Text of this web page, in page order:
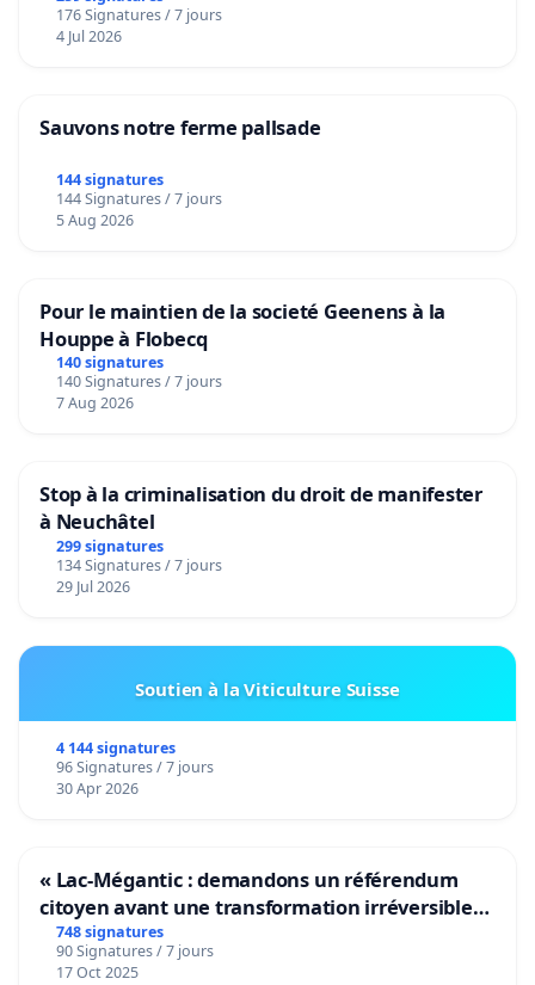
176 Signatures / 7 jours
4 Jul 2026
Sauvons notre ferme pallsade
144 signatures
144 Signatures / 7 jours
5 Aug 2026
Pour le maintien de la societé Geenens à la
Houppe à Flobecq
140 signatures
140 Signatures / 7 jours
7 Aug 2026
Stop à la criminalisation du droit de manifester
à Neuchâtel
299 signatures
134 Signatures / 7 jours
29 Jul 2026
Soutien à la Viticulture Suisse
4 144 signatures
96 Signatures / 7 jours
30 Apr 2026
« Lac-Mégantic : demandons un référendum
citoyen avant une transformation irréversible
de notre territoire »
748 signatures
90 Signatures / 7 jours
17 Oct 2025